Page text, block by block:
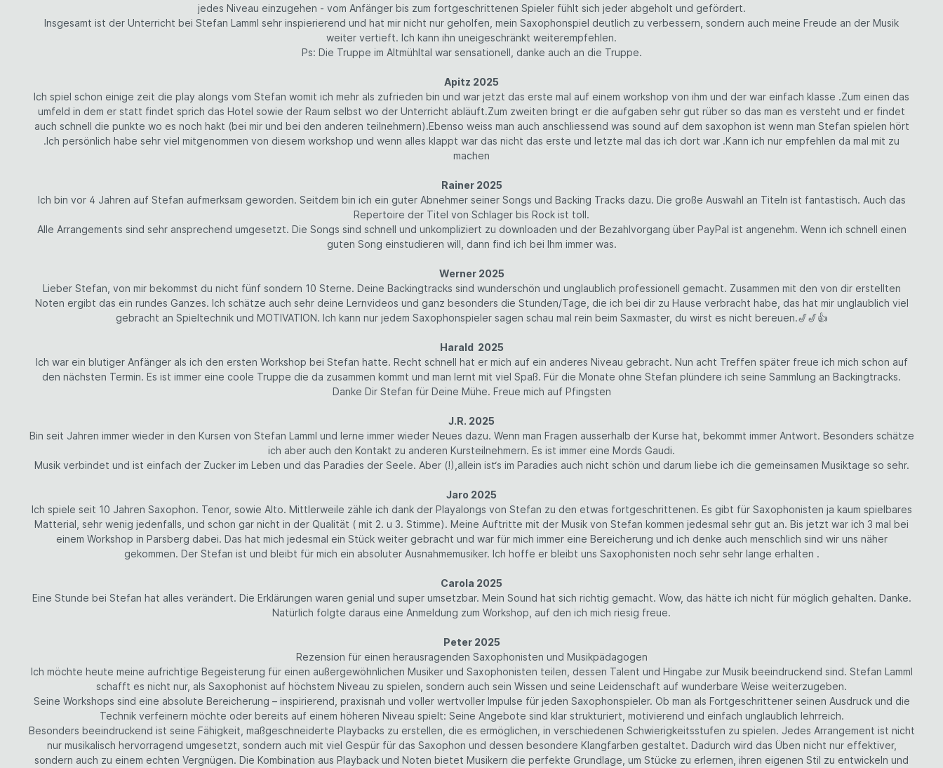
jedes Niveau einzugehen - vom Anfänger bis zum fortgeschrittenen Spieler fühlt sich jeder abgeholt und gefördert.
Insgesamt ist der Unterricht bei Stefan Lamml sehr inspierierend und hat mir nicht nur geholfen, mein Saxophonspiel deutlich zu verbessern, sondern auch meine Freude an der Musik
weiter vertieft. Ich kann ihn uneigeschränkt weiterempfehlen.
Ps: Die Truppe im Altmühltal war sensationell, danke auch an die Truppe.
Apitz 2025
Ich spiel schon einige zeit die play alongs vom Stefan womit ich mehr als zufrieden bin und war jetzt das erste mal auf einem workshop von ihm und der war einfach klasse .Zum einen das
umfeld in dem er statt findet sprich das Hotel sowie der Raum selbst wo der Unterricht abläuft.Zum zweiten bringt er die aufgaben sehr gut rüber so das man es versteht und er findet
auch schnell die punkte wo es noch hakt (bei mir und bei den anderen teilnehmern).Ebenso weiss man auch anschliessend was sound auf dem saxophon ist wenn man Stefan spielen hört
.Ich persönlich habe sehr viel mitgenommen von diesem workshop und wenn alles klappt war das nicht das erste und letzte mal das ich dort war .Kann ich nur empfehlen da mal mit zu
machen
Rainer 2025
Ich bin vor 4 Jahren auf Stefan aufmerksam geworden. Seitdem bin ich ein guter Abnehmer seiner Songs und Backing Tracks dazu. Die große Auswahl an Titeln ist fantastisch. Auch das
Repertoire der Titel von Schlager bis Rock ist toll.
Alle Arrangements sind sehr ansprechend umgesetzt. Die Songs sind schnell und unkompliziert zu downloaden und der Bezahlvorgang über PayPal ist angenehm. Wenn ich schnell einen
guten Song einstudieren will, dann find ich bei Ihm immer was.
Werner 2025
Lieber Stefan, von mir bekommst du nicht fünf sondern 10 Sterne. Deine Backingtracks sind wunderschön und unglaublich professionell gemacht. Zusammen mit den von dir erstellten
Noten ergibt das ein rundes Ganzes. Ich schätze auch sehr deine Lernvideos und ganz besonders die Stunden/Tage, die ich bei dir zu Hause verbracht habe, das hat mir unglaublich viel
gebracht an Spieltechnik und MOTIVATION. Ich kann nur jedem Saxophonspieler sagen schau mal rein beim Saxmaster, du wirst es nicht bereuen.🎷🎷👍
Harald 2025
Ich war ein blutiger Anfänger als ich den ersten Workshop bei Stefan hatte. Recht schnell hat er mich auf ein anderes Niveau gebracht. Nun acht Treffen später freue ich mich schon auf
den nächsten Termin. Es ist immer eine coole Truppe die da zusammen kommt und man lernt mit viel Spaß. Für die Monate ohne Stefan plündere ich seine Sammlung an Backingtracks.
Danke Dir Stefan für Deine Mühe. Freue mich auf Pfingsten
J.R. 2025
Bin seit Jahren immer wieder in den Kursen von Stefan Lamml und lerne immer wieder Neues dazu. Wenn man Fragen ausserhalb der Kurse hat, bekommt immer Antwort. Besonders schätze
ich aber auch den Kontakt zu anderen Kursteilnehmern. Es ist immer eine Mords Gaudi.
Musik verbindet und ist einfach der Zucker im Leben und das Paradies der Seele. Aber (!),allein ist‘s im Paradies auch nicht schön und darum liebe ich die gemeinsamen Musiktage so sehr.
Jaro 2025
Ich spiele seit 10 Jahren Saxophon. Tenor, sowie Alto. Mittlerweile zähle ich dank der Playalongs von Stefan zu den etwas fortgeschrittenen. Es gibt für Saxophonisten ja kaum spielbares
Matterial, sehr wenig jedenfalls, und schon gar nicht in der Qualität ( mit 2. u 3. Stimme). Meine Auftritte mit der Musik von Stefan kommen jedesmal sehr gut an. Bis jetzt war ich 3 mal bei
einem Workshop in Parsberg dabei. Das hat mich jedesmal ein Stück weiter gebracht und war für mich immer eine Bereicherung und ich denke auch menschlich sind wir uns näher
gekommen. Der Stefan ist und bleibt für mich ein absoluter Ausnahmemusiker. Ich hoffe er bleibt uns Saxophonisten noch sehr sehr lange erhalten .
Carola 2025
Eine Stunde bei Stefan hat alles verändert. Die Erklärungen waren genial und super umsetzbar. Mein Sound hat sich richtig gemacht. Wow, das hätte ich nicht für möglich gehalten. Danke.
Natürlich folgte daraus eine Anmeldung zum Workshop, auf den ich mich riesig freue.
Peter 2025
Rezension für einen herausragenden Saxophonisten und Musikpädagogen
Ich möchte heute meine aufrichtige Begeisterung für einen außergewöhnlichen Musiker und Saxophonisten teilen, dessen Talent und Hingabe zur Musik beeindruckend sind. Stefan Lamml
schafft es nicht nur, als Saxophonist auf höchstem Niveau zu spielen, sondern auch sein Wissen und seine Leidenschaft auf wunderbare Weise weiterzugeben.
Seine Workshops sind eine absolute Bereicherung – inspirierend, praxisnah und voller wertvoller Impulse für jeden Saxophonspieler. Ob man als Fortgeschrittener seinen Ausdruck und die
Technik verfeinern möchte oder bereits auf einem höheren Niveau spielt: Seine Angebote sind klar strukturiert, motivierend und einfach unglaublich lehrreich.
Besonders beeindruckend ist seine Fähigkeit, maßgeschneiderte Playbacks zu erstellen, die es ermöglichen, in verschiedenen Schwierigkeitsstufen zu spielen. Jedes Arrangement ist nicht
nur musikalisch hervorragend umgesetzt, sondern auch mit viel Gespür für das Saxophon und dessen besondere Klangfarben gestaltet. Dadurch wird das Üben nicht nur effektiver,
sondern auch zu einem echten Vergnügen. Die Kombination aus Playback und Noten bietet Musikern die perfekte Grundlage, um Stücke zu erlernen, ihren eigenen Stil zu entwickeln und